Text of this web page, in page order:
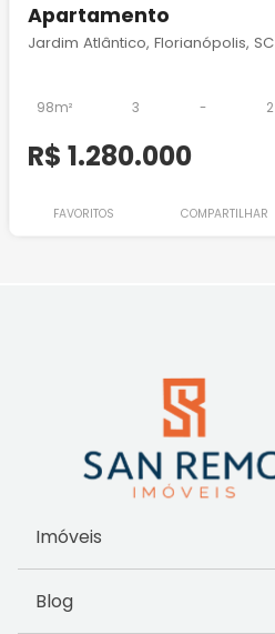
Apartamento
Jardim Atlântico, Florianópolis, SC
98m² 3 - 2
R$ 1.280.000
FAVORITOS COMPARTILHAR
Imóveis
Blog